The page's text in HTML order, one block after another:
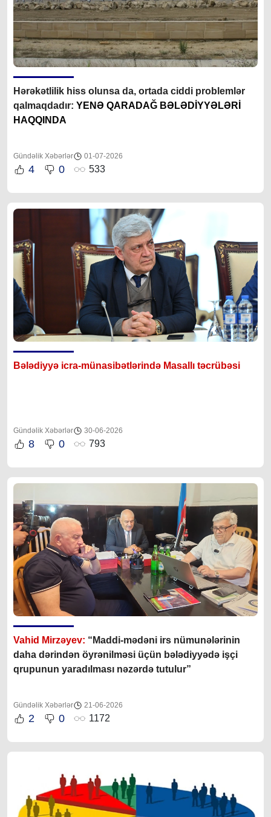
Hərəkətlilik hiss olunsa da, ortada ciddi problemlər
qalmaqdadır: YENƏ QARADAĞ BƏLƏDİYYƏLƏRİ
HAQQINDA
Gündəlik Xəbərlər 01-07-2026
4 0 533
Bələdiyyə icra-münasibətlərində Masallı təcrübəsi
Gündəlik Xəbərlər 30-06-2026
8 0 793
Vahid Mirzəyev: “Maddi-mədəni irs nümunələrinin
daha dərindən öyrənilməsi üçün bələdiyyədə işçi
qrupunun yaradılması nəzərdə tutulur”
Gündəlik Xəbərlər 21-06-2026
2 0 1172